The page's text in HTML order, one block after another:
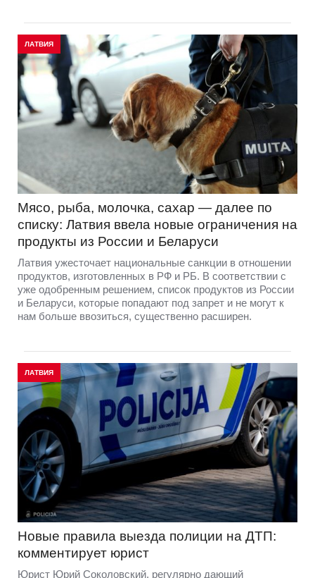
ЛАТВИЯ
Мясо, рыба, молочка, сахар — далее по
списку: Латвия ввела новые ограничения на
продукты из России и Беларуси
Латвия ужесточает национальные санкции в отношении
продуктов, изготовленных в РФ и РБ. В соответствии с
уже одобренным решением, список продуктов из России
и Беларуси, которые попадают под запрет и не могут к
нам больше ввозиться, существенно расширен.
ЛАТВИЯ
Новые правила выезда полиции на ДТП:
комментирует юрист
Юрист Юрий Соколовский, регулярно дающий